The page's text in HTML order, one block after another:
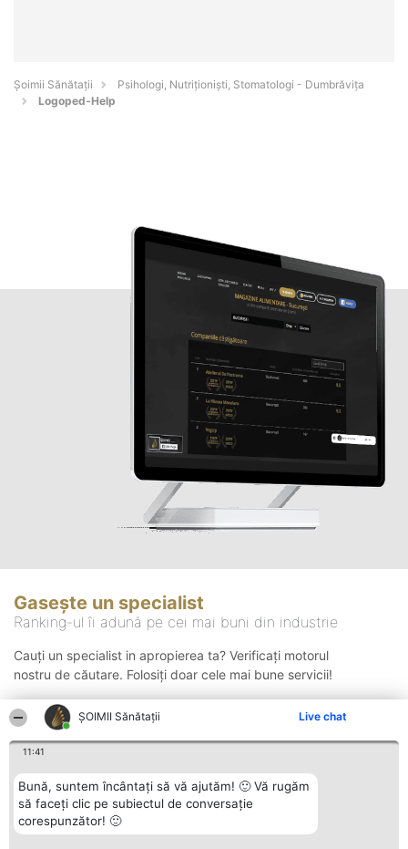
ŞOIMII Sănătații Live chat
11:41
Bună, suntem încântați să vă ajutăm! 🙂 Vă rugăm
să faceți clic pe subiectul de conversație
corespunzător! 🙂
Şoimii Sănătații
Psihologi, Nutriționiști, Stomatologi - Dumbrăviţa
Logoped-Help
Gasește un specialist
Ranking-ul îi adună pe cei mai buni din industrie
Cauți un specialist in apropierea ta? Verificați motorul
nostru de căutare. Folosiți doar cele mai bune servicii!